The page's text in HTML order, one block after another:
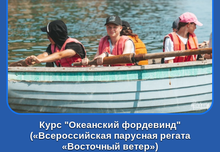
Курс "Океанский фордевинд"
(«Всероссийская парусная регата
«Восточный ветер»)